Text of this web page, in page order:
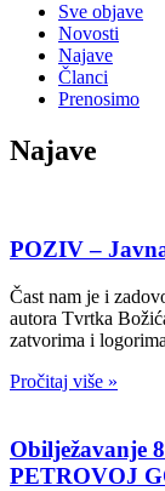
Sve objave
Novosti
Najave
Članci
Prenosimo
Najave
POZIV –
Čast nam je i
autora Tvrtka
zatvorima i
Pročitaj više »
Obilježavanje
PETROVOJ